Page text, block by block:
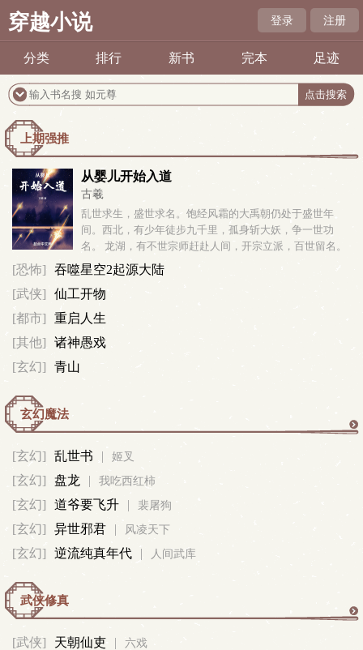
穿越小说 登录 注册
分类 排行 新书 完本 足迹
上期强推
从婴儿开始入道
古羲
乱世求生，盛世求名。饱经风霜的大禹朝仍处于盛世年
间。西北，有少年徒步九千里，孤身斩大妖，争一世功
名。 龙湖，有不世宗师赶赴人间，开宗立派，百世留名。
帝都，有圣人传道万千，教徒遍布各州，流芳千古。 而在
青州城内，一座将门世家院落中。...
[恐怖]
吞噬星空2起源大陆
[武侠]
仙工开物
[都市]
重启人生
[其他]
诸神愚戏
[玄幻]
青山
玄幻魔法
[玄幻] 乱世书 | 姬叉
[玄幻] 盘龙 | 我吃西红柿
[玄幻] 道爷要飞升 | 裴屠狗
[玄幻] 异世邪君 | 风凌天下
[玄幻] 逆流纯真年代 | 人间武库
武侠修真
[武侠] 天朝仙吏 | 六戏